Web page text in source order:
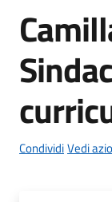
Vivere
l'Unione
Tutti
CondividiVedi